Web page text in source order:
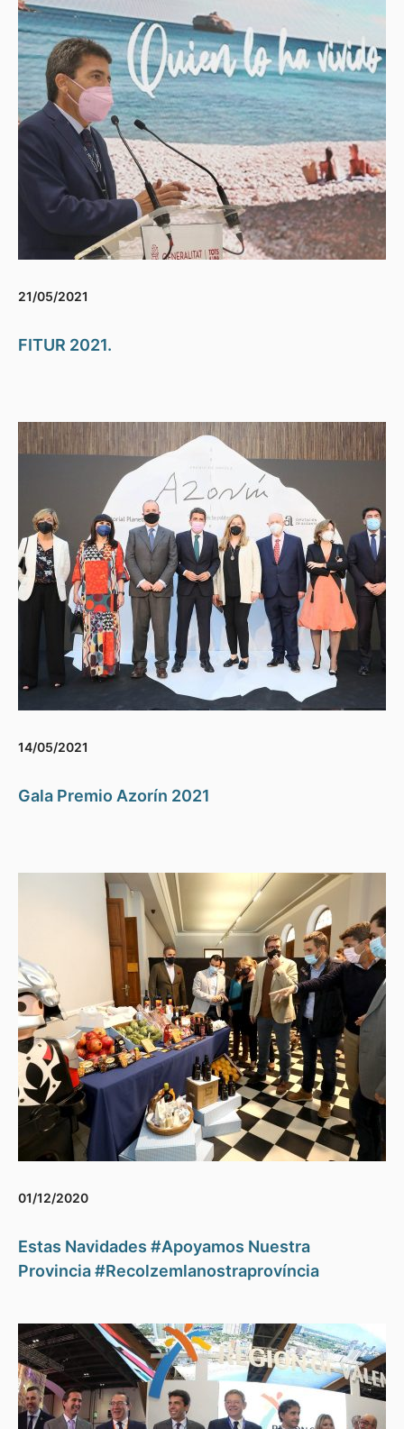
21/05/2021
FITUR 2021.
14/05/2021
Gala Premio Azorín 2021
01/12/2020
Estas Navidades #Apoyamos Nuestra
Provincia #Recolzemlanostraprovíncia